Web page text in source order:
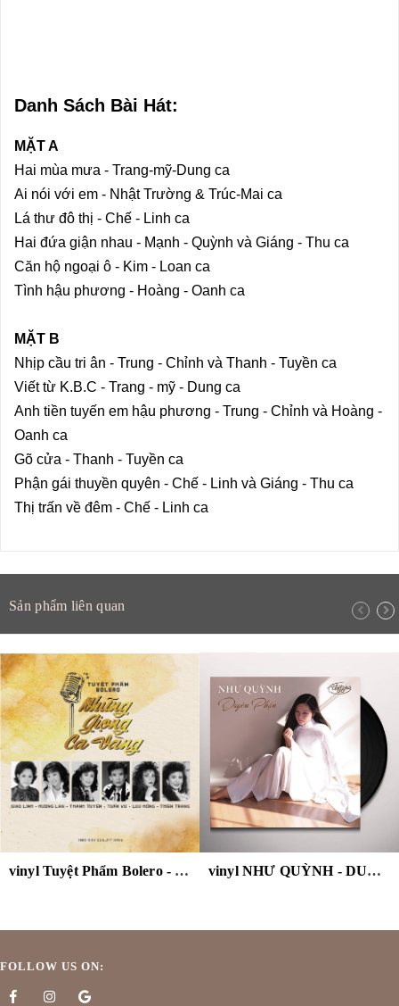
Danh Sách Bài Hát:
MẶT A
Hai mùa mưa - Trang-mỹ-Dung ca
Ai nói với em - Nhật Trường & Trúc-Mai ca
Lá thư đô thị - Chế - Linh ca
Hai đứa giận nhau - Mạnh - Quỳnh và Giáng - Thu ca
Căn hộ ngoại ô - Kim - Loan ca
Tình hậu phương - Hoàng - Oanh ca
MẶT B
Nhịp cầu tri ân - Trung - Chỉnh và Thanh - Tuyền ca
Viết từ K.B.C - Trang - mỹ - Dung ca
Anh tiền tuyến em hậu phương - Trung - Chỉnh và Hoàng -
Oanh ca
Gõ cửa - Thanh - Tuyền ca
Phận gái thuyền quyên - Chế - Linh và Giáng - Thu ca
Thị trấn về đêm - Chế - Linh ca
Sản phẩm liên quan
vinyl Tuyệt Phẩm Bolero - Những Giọng Ca Vàng vinyl NHƯ QUỲNH - DUYÊN PHẬN
FOLLOW US ON: